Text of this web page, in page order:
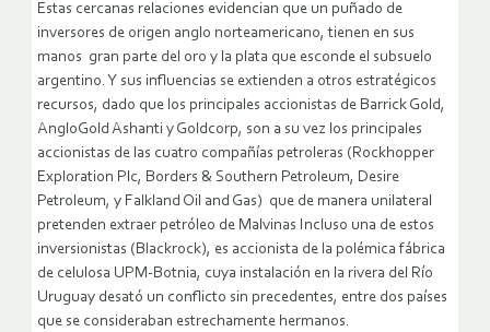
Estas cercanas relaciones evidencian que un puñado de
inversores de origen anglo norteamericano, tienen en sus
manos gran parte del oro y la plata que esconde el subsuelo
argentino. Y sus influencias se extienden a otros estratégicos
recursos, dado que los principales accionistas de Barrick Gold,
AngloGold Ashanti y Goldcorp, son a su vez los principales
accionistas de las cuatro compañías petroleras (Rockhopper
Exploration Plc, Borders & Southern Petroleum, Desire
Petroleum, y Falkland Oil and Gas) que de manera unilateral
pretenden extraer petróleo de Malvinas Incluso una de estos
inversionistas (Blackrock), es accionista de la polémica fábrica
de celulosa UPM-Botnia, cuya instalación en la rivera del Río
Uruguay desató un conflicto sin precedentes, entre dos países
que se consideraban estrechamente hermanos.